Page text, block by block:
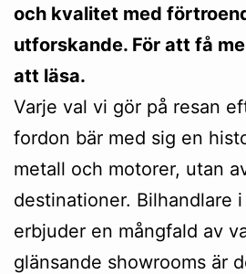
och kvalitet med
utforskande. För att få
att läsa.
Varje val vi gör på resan
fordon bär med sig en
metall och motorer, utan
destinationer. Bilhandlare
erbjuder en mångfald av
glänsande showrooms är